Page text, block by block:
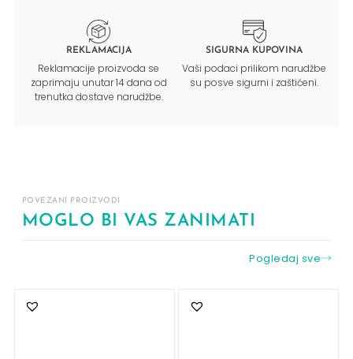
REKLAMACIJA
Reklamacije proizvoda se
zaprimaju unutar 14 dana od
trenutka dostave narudžbe.
SIGURNA KUPOVINA
Vaši podaci prilikom narudžbe
su posve sigurni i zaštićeni.
POVEZANI PROIZVODI
MOGLO BI VAS ZANIMATI
Pogledaj sve